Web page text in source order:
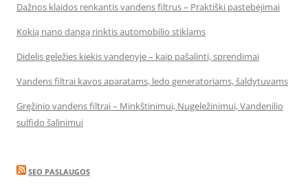
Dažnos klaidos renkantis vandens filtrus – Praktiški pastebėjimai
Kokią nano dangą rinktis automobilio stiklams
Didelis geležies kiekis vandenyje – kaip pašalinti, sprendimai
Vandens filtrai kavos aparatams, ledo generatoriams, šaldytuvams
Gręžinio vandens filtrai – Minkštinimui, Nugeležinimui, Vandenilio
sulfido šalinimui
SEO PASLAUGOS